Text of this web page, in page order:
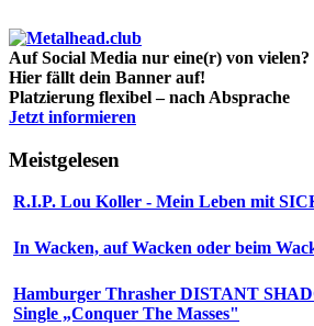
Auf Social Media nur eine(r) von vielen?
Hier fällt dein Banner auf!
Platzierung flexibel – nach Absprache
Jetzt informieren
Meistgelesen
R.I.P. Lou Koller - Mein Leben mit
In Wacken, auf Wacken oder beim
Hamburger Thrasher DISTANT
Single „Conquer The Masses"